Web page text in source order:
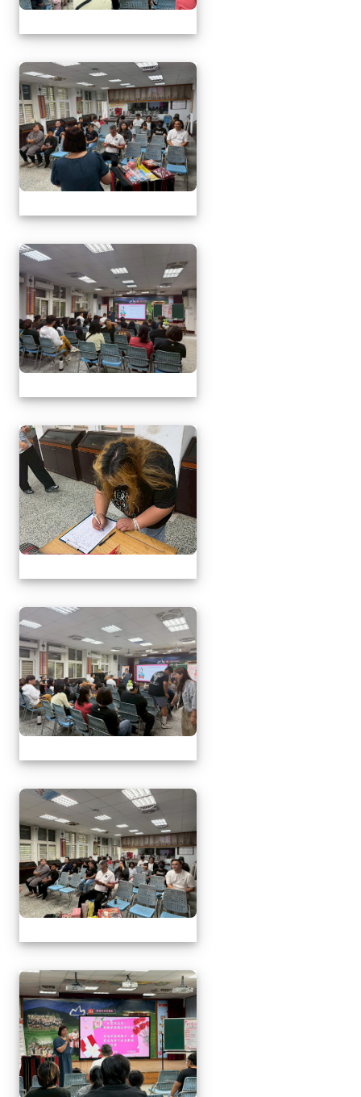
1150509母親節暨親職
1150509母親節暨親職
1150509母親節暨親職
1150509母親節暨親職
1150509母親節暨親職
1150509母親節暨親職